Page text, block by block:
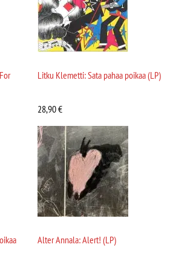
Litku Klemetti: Sata pahaa poikaa (LP)
28,90€
Alter Annala: Alert! (LP)